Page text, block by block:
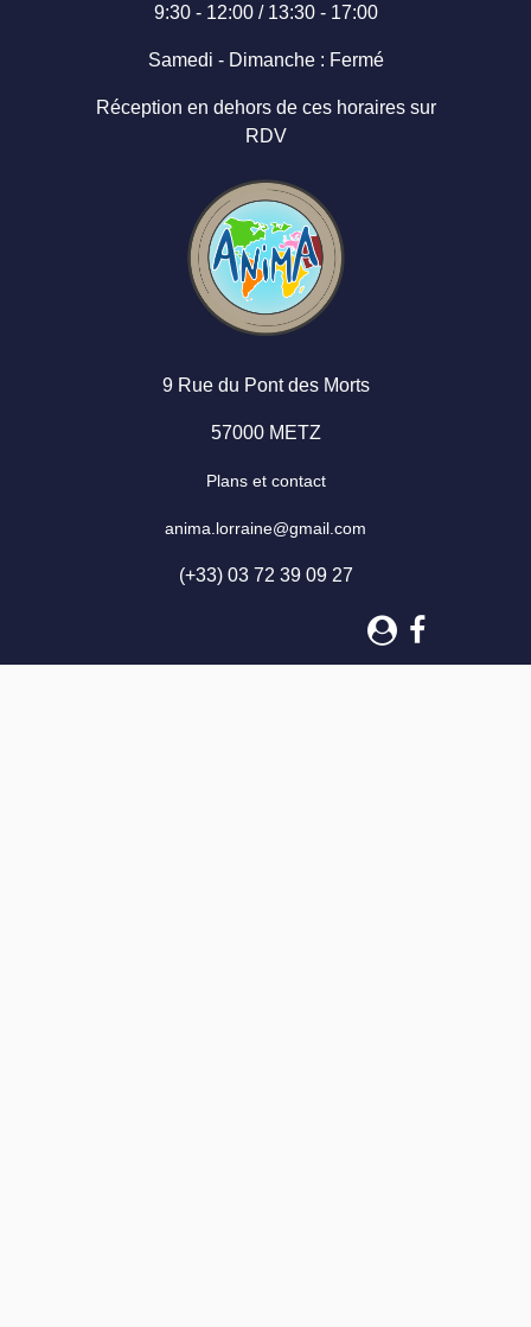
9:30 - 12:00 / 13:30 - 17:00
Samedi - Dimanche : Fermé
Réception en dehors de ces horaires sur
RDV
9 Rue du Pont des Morts
57000 METZ
Plans et contact
anima.lorraine@gmail.com
(+33) 03 72 39 09 27